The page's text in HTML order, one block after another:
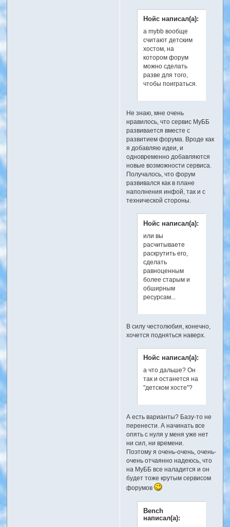
Нойс написал(а):
а mybb вообще
считают детским
хостом, на
котором форум
можно сделать
разве для того,
чтобы поиграться.
Не знаю, мне очень
нравилось, что сервис МуББ
развивается вместе с
развитием форума. Вроде как
я добавляю идеи, и
одновременно добавляются
новые возможности сервиса.
Получалось, что форум
развивался как в плане
наполнения инфой, так и с
технической стороны.
Нойс написал(а):
или вы
расчитываете
раскрутить его,
сделать
равноценным
более старым и
обширным
ресурсам...
В силу честолюбия, конечно,
хочется подняться наверх.
Нойс написал(а):
а что дальше? Он
так и останется на
"детском хосте"?
А есть варианты? Базу-то не
перенести. А начинать все
опять с нуля у меня уже нет
ни сил, ни времени.
Поэтому я очень-очень, очень-
очень отчаянно надеюсь, что
на МуББ все наладится и он
будет тоже крутым сервисом
форумов
Bench
написал(а):